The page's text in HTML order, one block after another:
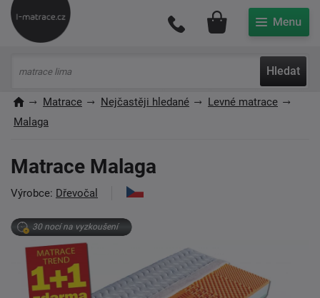
Hledat
Můj účet
Matrace Nejčastěji hledané
Levné matrace
Malaga
Matrace Malaga
Výrobce: Dřevočal
30 nocí na vyzkoušení